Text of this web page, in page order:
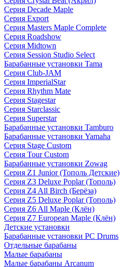
Серия Decade Maple
Серия Export
Серия Masters Maple Complete
Серия Roadshow
Серия Midtown
Серия Session Studio Select
Барабанные установки Tama
Серия Club-JAM
Серия ImperialStar
Серия Rhythm Mate
Серия Stagestar
Серия Starclassic
Серия Superstar
Барабанные установки Tamburo
Барабанные установки Yamaha
Серия Stage Custom
Серия Tour Custom
Барабанные установки Zowag
Серия Z1 Junior (Тополь Детские)
Серия Z3 Deluxe Poplar (Тополь)
Серия Z4 All Birch (Берёза)
Серия Z5 Deluxe Poplar (Тополь)
Серия Z6 All Maple (Клён)
Серия Z7 European Maple (Клён)
Детские установки
Барабанные установки PC Drums
Отдельные барабаны
Малые барабаны
Малые барабаны Arcanum